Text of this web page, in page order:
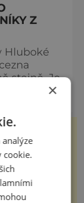
Z
Hluboké
stejně. Je
tabuli.
turistů.
od
anglickým
×
cookie.